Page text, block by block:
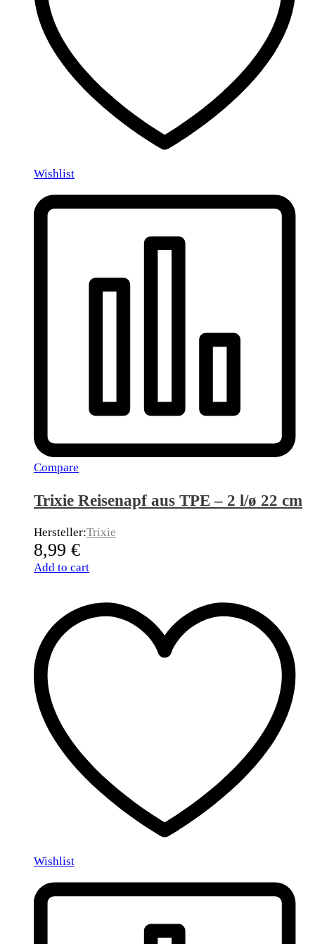
Wishlist
Compare
Trixie Reisenapf aus TPE – 2 l/ø 22 cm
Hersteller:Trixie
8,99 €
Add to cart
Wishlist